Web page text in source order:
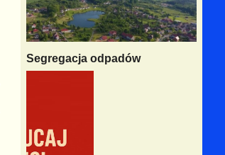
Segregacja odpadów